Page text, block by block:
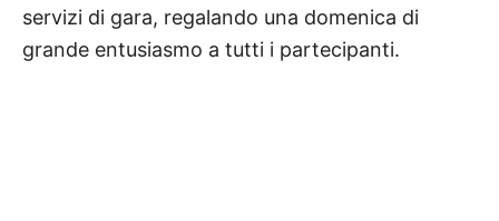
servizi di gara, regalando una domenica di
grande entusiasmo a tutti i partecipanti.